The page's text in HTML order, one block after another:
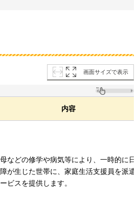
画面サイズで表示
内容
などの修学や病気等により、一時的に日
が生じた世帯に、家庭生活支援員を派遣
ビスを提供します。